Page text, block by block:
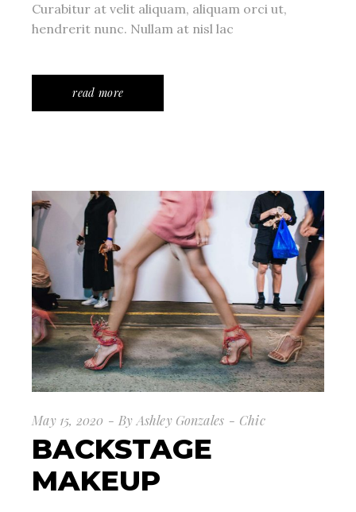
Curabitur at velit aliquam, aliquam orci ut,
hendrerit nunc. Nullam at nisl lac
read more
May 15, 2020 By Ashley Gonzales Chic
BACKSTAGE
MAKEUP